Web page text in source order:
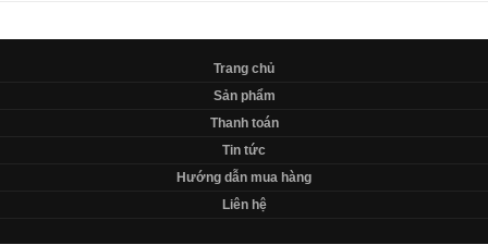
Trang chủ
Sản phẩm
Thanh toán
Tin tức
Hướng dẫn mua hàng
Liên hệ